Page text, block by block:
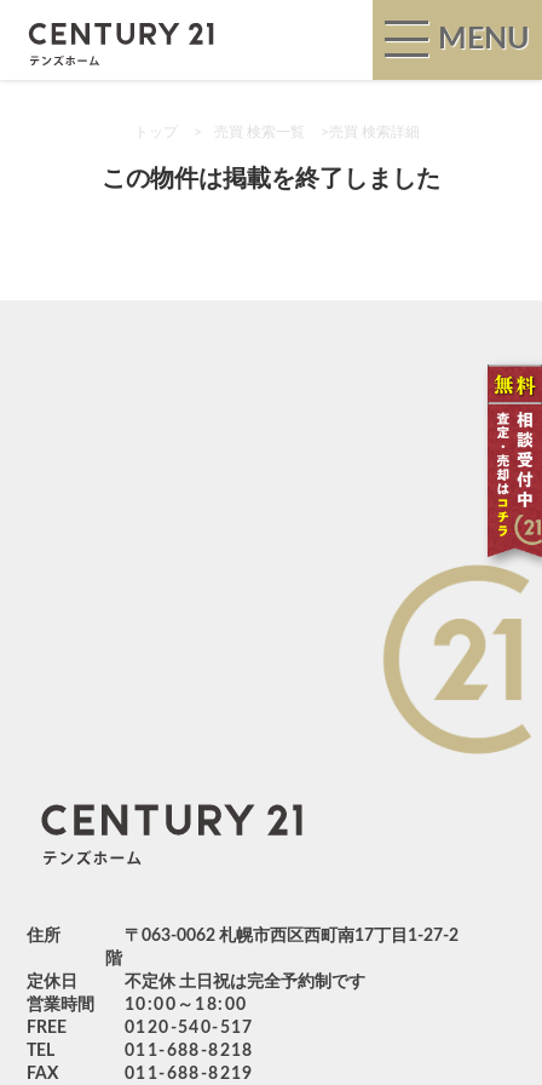
MENU
トップ > 売買 検索一覧 > 売買 検索詳細
この物件は掲載を終了しました
住所
〒063-0062 札幌市西区西町南17丁目1-27-2
階
定休日
不定休 土日祝は完全予約制です
営業時間
10:00～18:00
FREE
0120-540-517
TEL
011-688-8218
FAX
011-688-8219